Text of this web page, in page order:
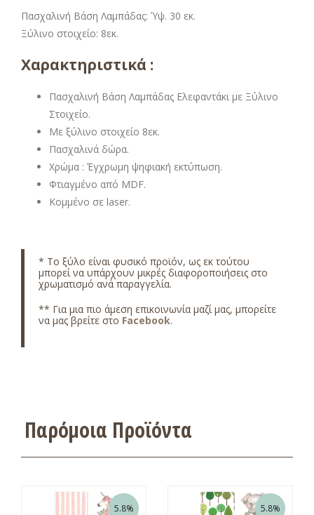
Πασχαλινή Βάση Λαμπάδας: Ύψ. 30 εκ.
Ξύλινο στοιχείο: 8εκ.
Χαρακτηριστικά :
Πασχαλινή Βάση Λαμπάδας Ελεφαντάκι με Ξύλινο
Στοιχείο.
Με ξύλινο στοιχείο 8εκ.
Πασχαλινά δώρα.
Χρώμα : Έγχρωμη ψηφιακή εκτύπωση.
Φτιαγμένο από MDF.
Κομμένο σε laser.
* Το ξύλο είναι φυσικό προϊόν, ως εκ τούτου
μπορεί να υπάρχουν μικρές διαφοροποιήσεις στο
χρωματισμό ανά παραγγελία.
** Για μια πιο άμεση επικοινωνία μαζί μας, μπορείτε
να μας βρείτε στο Facebook.
Παρόμοια Προϊόντα
5.8% 5.8%